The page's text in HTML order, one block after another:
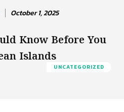
October 1, 2025
Know Before You
Islands
UNCATEGORIZED